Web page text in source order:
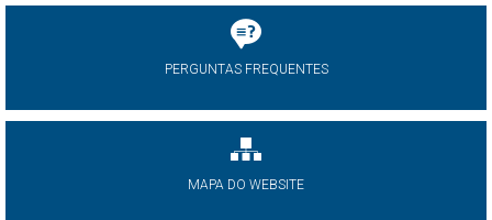
PERGUNTAS FREQUENTES
MAPA DO WEBSITE